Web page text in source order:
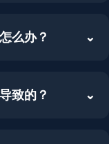
么办？ ⌄
致的？ ⌄